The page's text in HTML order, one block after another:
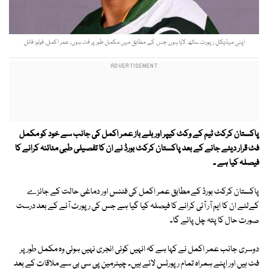
اپنی میڈیکل رپورٹ ساتھ لایا ہوں جس کے مطابق میں مکمل طور پر فٹ ہوں، عمر اکمل. فوٹو: فائل
پاکستان کرکٹ ٹیم کے وکٹ کیپر اور بلے باز عمر اکمل کی جانب سے خود کو مکمل
فٹ قرار دیئے جانے کے بعد پاکستان کرکٹ بورڈ نے ان کا تفصیلی طبی مئائنہ کرانے کا
فیصلہ کیا ہے ۔
پاکستان کرکٹ بورڈ کے مطابق عمر اکمل کی فٹنس اور دماغی حالت کے جائزے
کےلئے ان کا ایم آر آئی کرانے کا فیصلہ کیا گیا ہے جس کی رپورٹ آنے کے بعد درست
صورت حال کا پتہ چل پائے گا۔
دوسری جانب عمر اكمل نے كہا ہے كہ انہیں کوئی انجری نہیں ہوئی وہ مکمل طور پر
فٹ ہیں اور اپنے ہمراہ تمام رپورٹس لائے ہیں۔ چیئرمین پی سی بی سے ملاقات کے بعد